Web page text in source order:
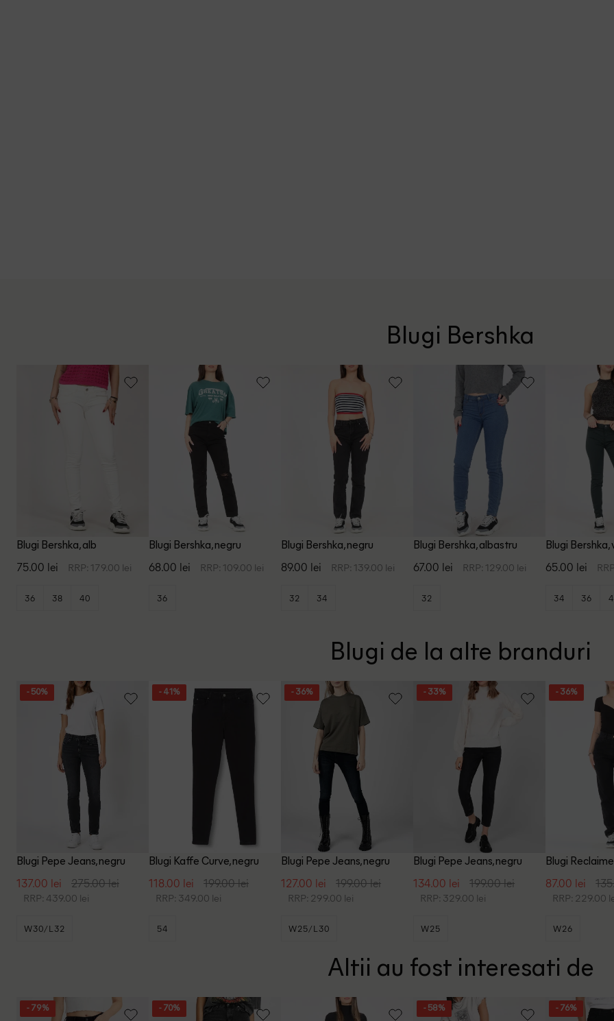
Blugi Bershka
Blugi Bershka, alb
75.00 lei RRP: 179.00 lei
36 38 40
Blugi Bershka, negru
68.00 lei RRP: 109.00 lei
36
Blugi Bershka, negru
89.00 lei RRP: 139.00 lei
32 34
Blugi Bershka, albastru
67.00 lei RRP: 129.00 lei
32
Blugi Bershka,
65.00 lei
34 36
Blugi de la alte branduri
- 50%
Blugi Pepe Jeans, negru
137.00 lei 275.00 lei
RRP: 439.00 lei
W30/L32
- 41%
Blugi Kaffe Curve, negru
118.00 lei 199.00 lei
RRP: 349.00 lei
54
- 36%
Blugi Pepe Jeans, negru
127.00 lei 199.00 lei
RRP: 299.00 lei
W25/L30
- 33%
Blugi Pepe Jeans, negru
134.00 lei 199.00 lei
RRP: 329.00 lei
W25
- 36%
Blugi
87.00 lei
RRP: 229.00
W26
Altii au fost interesati de
- 79% - 70% - 58% - 76%